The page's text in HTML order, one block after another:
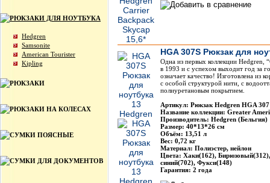
РЮКЗАКИ ДЛЯ НОУТБУКА
Hedgren
Samsonite
American Tourister
Kipling
РЮКЗАКИ
РЮКЗАКИ НА КОЛЕСАХ
СУМКИ ПОЯСНЫЕ
СУМКИ ДЛЯ ДОКУМЕНТОВ
HGA 307S Рюкзак для
Одна из первых коллекции Hedgren,
в 1993 и с успехом выходит год за
означает качество! Изготовлена из
с особой структурой нити, с
полиуретановым покрытием.
Артикул: Рюкзак Hedgren HGA 307
Название коллекции: Greater
Производитель: Hedgren (Бельгия)
Размер: 40*13*26 см
Объём: 13,51 л
Вес: 0,72 кг
Материал: Полиэстер, нейлон
Цвета: Хаки(162),
синий(702), Фукси(148)
Гарантия: 2 года